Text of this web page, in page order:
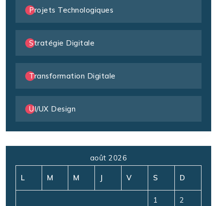
Projets Technologiques
Stratégie Digitale
Transformation Digitale
UI/UX Design
août 2026
L M M J V S D
1 2